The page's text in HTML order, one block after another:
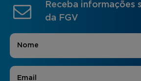
Receba informações
da FGV
Nome
E-mail